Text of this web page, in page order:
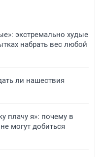
экстремально худые
набрать вес любой
ли нашествия
плачу я»: почему в
могут добиться